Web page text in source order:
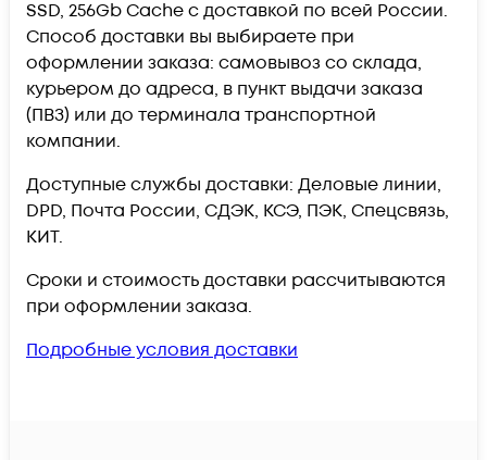
SSD, 256Gb Cache c доставкой по всей России.
Способ доставки вы выбираете при
оформлении заказа: самовывоз со склада,
курьером до адреса, в пункт выдачи заказа
(ПВЗ) или до терминала транспортной
компании.
Доступные службы доставки: Деловые линии,
DPD, Почта России, СДЭК, КСЭ, ПЭК, Спецсвязь,
КИТ.
Сроки и стоимость доставки рассчитываются
при оформлении заказа.
Подробные условия доставки